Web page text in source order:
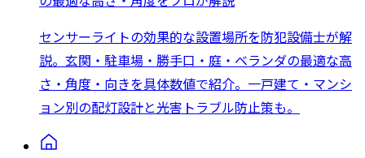
センサーライトの効果的な設置場所を防犯設備士が解
説。玄関・駐車場・勝手口・庭・ベランダの最適な高
さ・角度・向きを具体数値で紹介。一戸建て・マンシ
ョン別の配灯設計と光害トラブル防止策も。